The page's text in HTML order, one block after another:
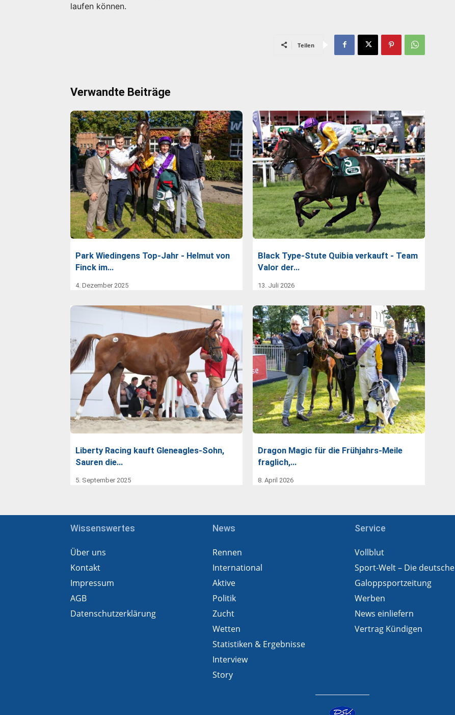
laufen können.
Teilen
Verwandte Beiträge
Park Wiedingens Top-Jahr - Helmut von
Finck im…
4. Dezember 2025
Black Type-Stute Quibia verkauft - Team
Valor der…
13. Juli 2026
Liberty Racing kauft Gleneagles-Sohn,
Sauren die…
5. September 2025
Dragon Magic für die Frühjahrs-Meile
fraglich,…
8. April 2026
Wissenswertes
Über uns
Kontakt
Impressum
AGB
Datenschutzerklärung
News
Rennen
International
Aktive
Politik
Zucht
Wetten
Statistiken & Ergebnisse
Interview
Story
Service
Vollblut
Sport-Welt – Die deutsche
Galoppsportzeitung
Werben
News einliefern
Vertrag Kündigen